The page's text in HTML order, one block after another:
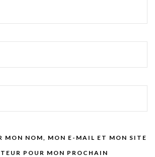
MON NOM, MON E-MAIL ET MON SITE
POUR MON PROCHAIN